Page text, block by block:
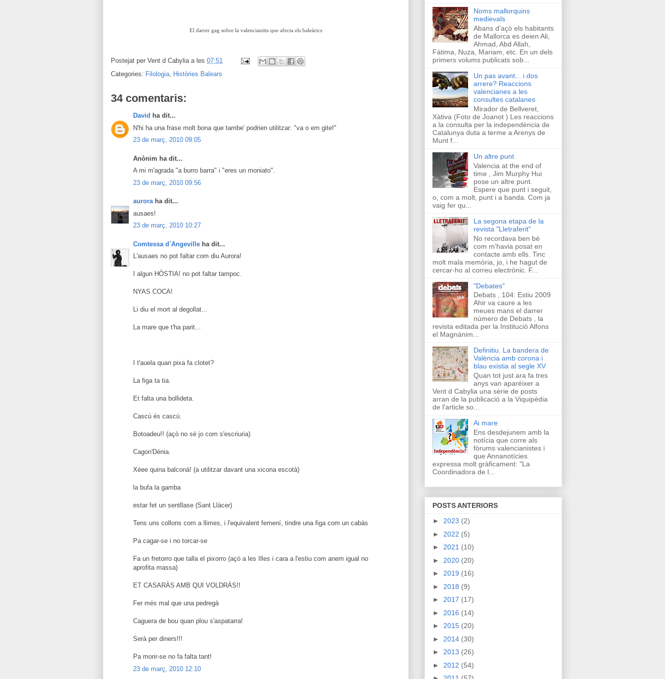
El darrer gag sobre la valencianitis que afecta els baleàrics
Postejat per Vent d Cabylia a les 07:51
Categories: Filologia, Històries Balears
34 comentaris:
David ha dit...
N'hi ha una frase molt bona que tambe' podrien utilitzar: "va o em gite!"
23 de març, 2010 09:05
Anònim ha dit...
A mi m'agrada "a burro barra" i "eres un moniato".
23 de març, 2010 09:56
auroraha dit...
ausaes!
23 de març, 2010 10:27
Comtessa d´Angeville ha dit...
L'ausaes no pot faltar com diu Aurora!
I algun HÒSTIA! no pot faltar tampoc.
NYAS COCA!
Li diu el mort al degollat...
La mare que t'ha parit...
I t'auela quan pixa fa clotet?
La figa ta tia.
Et falta una bollideta.
Cascú és cascú.
Botoadeu!! (açò no sé jo com s'escriuria)
Cagon'Dénia.
Xèee quina balconà! (a utilitzar davant una xicona escotà)
la bufa la gamba
estar fet un sentllase (Sant Llàcer)
Tens uns collons com a llimes, i l'equivalent femení, tindre una figa com un cabàs
Pa cagar-se i no torcar-se
Fa un fretorro que talla el pixorro (açò a les Illes i cara a l'estiu com anem igual no
aprofita massa)
ET CASARÀS AMB QUI VOLDRÀS!!
Fer més mal que una pedregà
Caguera de bou quan plou s'aspatarra!
Serà per diners!!!
Pa morir-se no fa falta tant!
23 de març, 2010 12:10
Noms mallorquins
medievals
Abans d'açò els habitants
de Mallorca es deien Ali,
Ahmad, Abd Allah,
Fàtima, Nuza, Mariam, etc. En un dels
primers volums publicats sob...
Un pas avant... i dos
arrere? Reaccions
valencianes a les
consultes catalanes
Mirador de Bellveret,
Xàtiva (Foto de Joanot ) Les reaccions
a la consulta per la independència de
Catalunya duta a terme a Arenys de
Munt f...
Un altre punt
Valencia at the end of
time , Jim Murphy Hui
pose un altre punt.
Espere que punt i seguit,
o, com a molt, punt i a banda. Com ja
vaig fer qu...
La segona etapa de la
revista "Lletraferit"
No recordava ben bé
com m'havia posat en
contacte amb ells. Tinc
molt mala memòria, jo, i he hagut de
cercar-ho al correu electrònic. F...
"Debates"
Debats , 104: Estiu 2009
Ahir va caure a les
meues mans el darrer
número de Debats , la
revista editada per la Institució Alfons
el Magnànim...
Definitiu. La bandera de
València amb corona i
blau existia al segle XV
Quan tot just ara fa tres
anys van aparéixer a
Vent d Cabylia una sèrie de posts
arran de la publicació a la Viquipèdia
de l'article so...
Ai mare
Ens desdejunem amb la
notícia que corre als
fòrums valencianistes i
que Annanotícies
expressa molt gràficament: "La
Coordinadora de l...
POSTS ANTERIORS
► 2023 (2)
► 2022 (5)
► 2021 (10)
► 2020 (20)
► 2019 (16)
► 2018 (9)
► 2017 (17)
► 2016 (14)
► 2015 (20)
► 2014 (30)
► 2013 (26)
► 2012 (54)